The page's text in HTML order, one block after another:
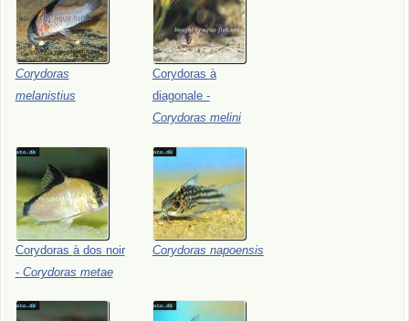
Corydoras
melanistius
Corydoras à
diagonale -
Corydoras melini
Corydoras à dos noir
- Corydoras metae
Corydoras napoensis